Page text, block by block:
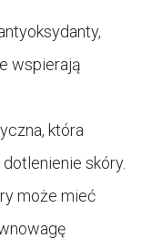
wspierają
która
skóry.
może mieć